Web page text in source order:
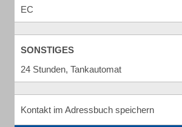
EC
SONSTIGES
24 Stunden, Tankautomat
Kontakt im Adressbuch speichern